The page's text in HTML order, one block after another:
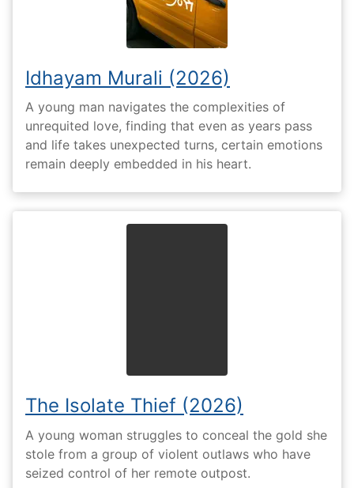
Idhayam Murali (2026)
A young man navigates the complexities of
unrequited love, finding that even as years pass
and life takes unexpected turns, certain emotions
remain deeply embedded in his heart.
The Isolate Thief (2026)
A young woman struggles to conceal the gold she
stole from a group of violent outlaws who have
seized control of her remote outpost.